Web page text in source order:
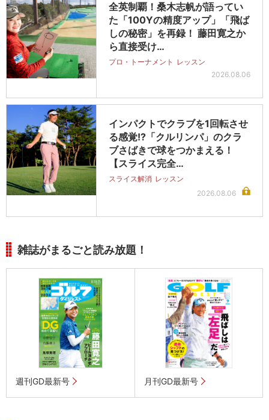
全英制覇！桑木志帆が語ってい
た「100Yの精度アップ」「飛ば
しの秘密」を再録！ 藤田寛之か
ら直接受け…
プロ・トーナメント レッスン
2026.08.06
インパクトでクラブを1回転させ
る感覚!?「クルリンパ」のクラ
ブさばきで球をつかまえる！
【スライス完全…
スライス解消 レッスン
2026.08.06
雑誌がまるごと読み放題！
週刊GD最新号 月刊GD最新号